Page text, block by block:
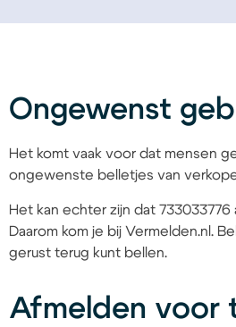
Ongewenst
Het komt vaak voor dat mensen
ongewenste belletjes van
Het kan echter zijn dat
Daarom kom je bij Vermelden.nl.
gerust terug kunt bellen.
Afmelden voor